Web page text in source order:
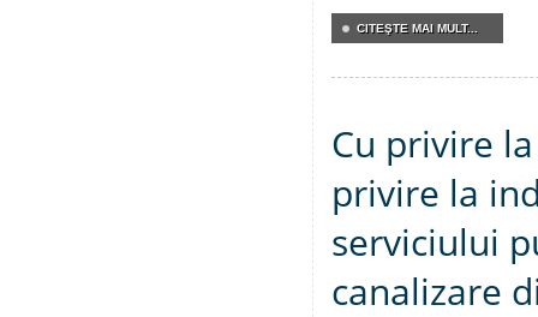
CITEŞTE MAI MULT...
Cu privire
privire la
serviciului
canalizare